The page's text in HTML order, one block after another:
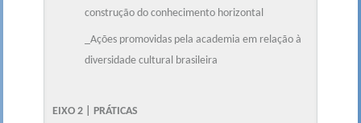
construção do conhecimento horizontal
_Ações promovidas pela academia em relação à
diversidade cultural brasileira
EIXO 2 | PRÁTICAS